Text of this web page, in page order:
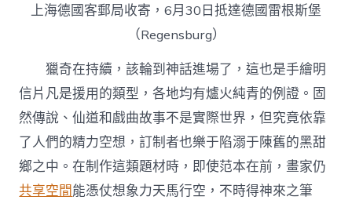
上海德國客郵局收寄，6月30日抵達德國雷根斯堡
（Regensburg）
獵奇在持續，該輪到神話進場了，這也是手繪明
信片凡是援用的類型，各地均有爐火純青的例證。固
然傳說、仙道和戲曲故事不是實際世界，但究竟依靠
了人們的精力空想，訂制者也樂于陷溺于陳舊的黑甜
鄉之中。在制作這類題材時，即使范本在前，畫家仍
共享空間能憑仗想象力天馬行空，不時得神來之筆